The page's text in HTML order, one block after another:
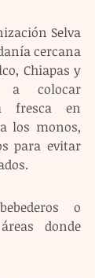
Selva
cercana
Chiapas y
a colocar
fresca en
los monos,
para evitar
o
donde